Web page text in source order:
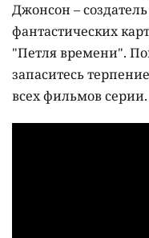
Джонсон –
фантастических
"Петля времени".
запаситесь
всех фильмов